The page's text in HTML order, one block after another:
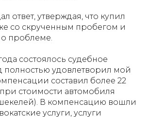
ответ, утверждая, что купил
со скрученным пробегом и
проблеме.
состоялось судебное
полностью удовлетворил мой
составил более 22
стоимости автомобиля
В компенсацию вошли
услуги, услуги